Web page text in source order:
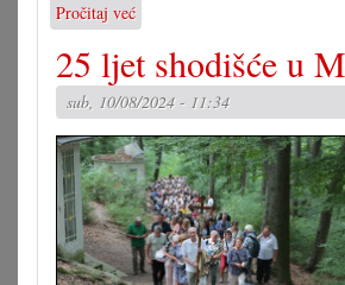
Pročitaj već
120
ljet
»Zdrava
Diva«
25 ljet shodišće u
sub, 10/08/2024 - 11:34